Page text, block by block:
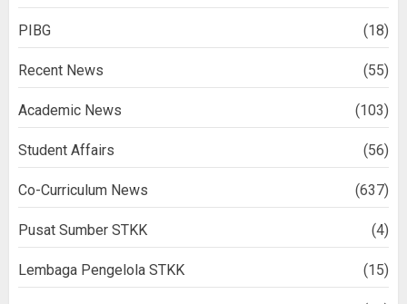
PIBG (18)
Recent News (55)
Academic News (103)
Student Affairs (56)
Co-Curriculum News (637)
Pusat Sumber STKK (4)
Lembaga Pengelola STKK (15)